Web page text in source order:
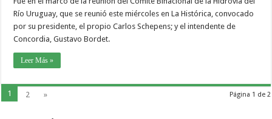
Río Uruguay, que se reunió este miércoles en La Histórica, convocado
por su presidente, el propio Carlos Schepens; y el intendente de
Concordia, Gustavo Bordet.
Leer Más »
Página 1 de 2
1 2 »